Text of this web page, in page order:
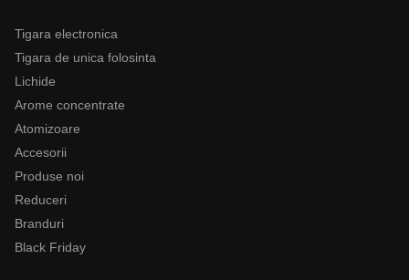
Tigara electronica
Tigara de unica folosinta
Lichide
Arome concentrate
Atomizoare
Accesorii
Produse noi
Reduceri
Branduri
Black Friday